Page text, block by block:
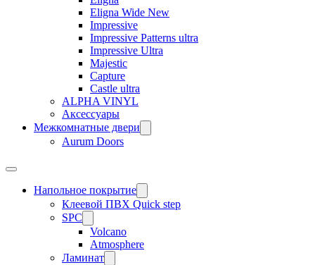
Eligna Wide New
Impressive
Impressive Patterns ultra
Impressive Ultra
Majestic
Capture
Castle ultra
ALPHA VINYL
Аксессуары
Межкомнатные двери
Aurum Doors
Напольное покрытие
Клеевой ПВХ Quick step
SPC
Volcano
Atmosphere
Ламинат